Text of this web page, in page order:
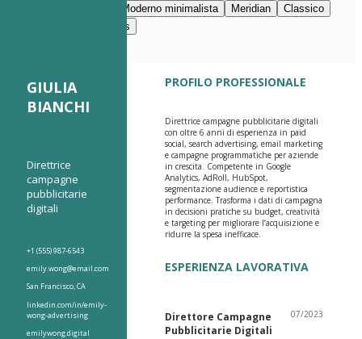
Moderno minimalista Meridian
Classico
Nimbus
GIULIA
BIANCHI
Direttrice
campagne
pubblicitarie
digitali
+1 (555) 987-6543
emily.wong@email.com
San Francisco, CA
linkedin.com/in/emily-
wong-advertising
emilywong.digital
PROFILO PROFESSIONALE
Direttrice campagne pubblicitarie digitali
con oltre 6 anni di esperienza in paid
social, search advertising, email marketing
e campagne programmatiche per aziende
in crescita. Competente in Google
Analytics, AdRoll, HubSpot,
segmentazione audience e reportistica
performance. Trasforma i dati di campagna
in decisioni pratiche su budget, creatività
e targeting per migliorare l’acquisizione e
ridurre la spesa inefficace.
ESPERIENZA LAVORATIVA
Direttore Campagne
Pubblicitarie Digitali
07/2023